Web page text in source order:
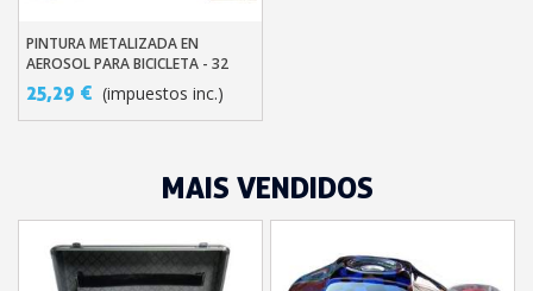
Añadir Al Carrito
PINTURA METALIZADA EN
AEROSOL PARA BICICLETA - 32
TINTAS STARDUST BIKE
25,29 € (impuestos inc.)
MAIS VENDIDOS